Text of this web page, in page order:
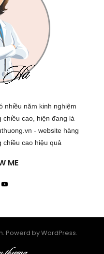
nhiều năm kinh nghiệm
chiều cao, hiện đang là
- website hàng
chiều cao hiệu quả
ME
Powerd by WordPress.